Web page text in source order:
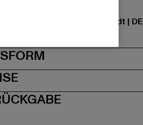
7 | 64372 Ober-Ramstadt | DE
PASSFORM